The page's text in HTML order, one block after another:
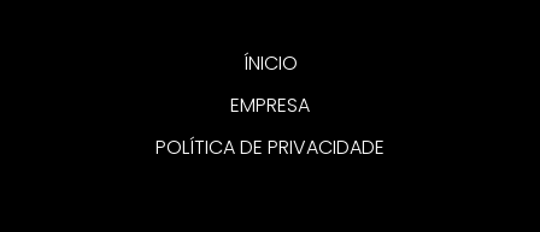
ÍNICIO
EMPRESA
POLÍTICA DE PRIVACIDADE